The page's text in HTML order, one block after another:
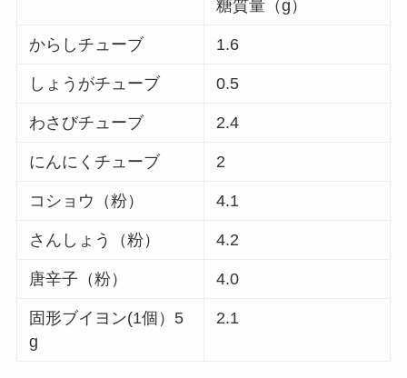
糖質量（g）
からしチューブ 1.6
しょうがチューブ 0.5
わさびチューブ 2.4
にんにくチューブ 2
コショウ（粉） 4.1
さんしょう（粉） 4.2
唐辛子（粉） 4.0
固形ブイヨン(1個）5
g
2.1